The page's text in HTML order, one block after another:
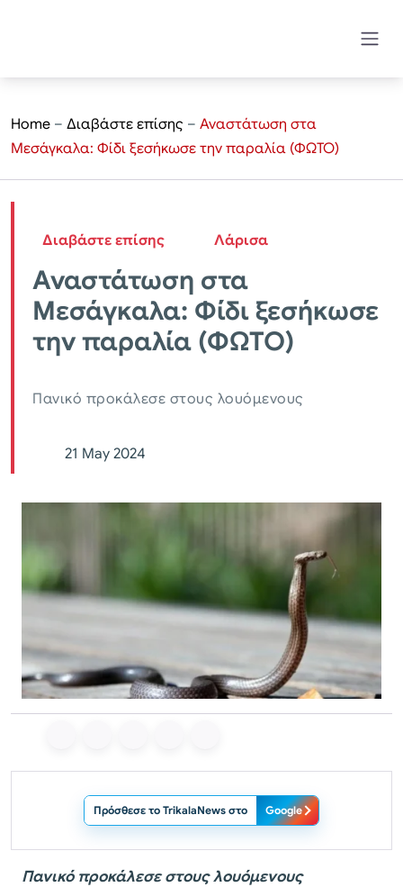
Home – Διαβάστε επίσης – Αναστάτωση στα
Μεσάγκαλα: Φίδι ξεσήκωσε την παραλία (ΦΩΤΟ)
Διαβάστε επίσης Λάρισα
Αναστάτωση στα
Μεσάγκαλα: Φίδι ξεσήκωσε
την παραλία (ΦΩΤΟ)
Πανικό προκάλεσε στους λουόμενους
21 May 2024
Πρόσθεσε το TrikalaNews στο Google
Πανικό προκάλεσε στους λουόμενους